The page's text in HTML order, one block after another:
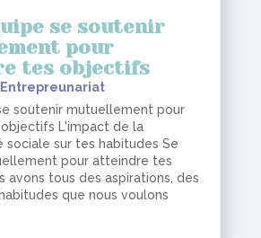
se soutenir
pour
tes objectifs
soutenir mutuellement pour
L'impact de la
sociale sur tes habitudes Se
pour atteindre tes
avons tous des aspirations, des
que nous voulons